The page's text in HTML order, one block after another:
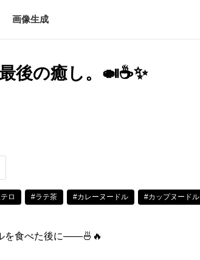
画像生成
後の癒し。🍛☕✨
ロ #ラテ茶 #カレーヌードル #カップヌードル
を食べた後に――🍜🔥